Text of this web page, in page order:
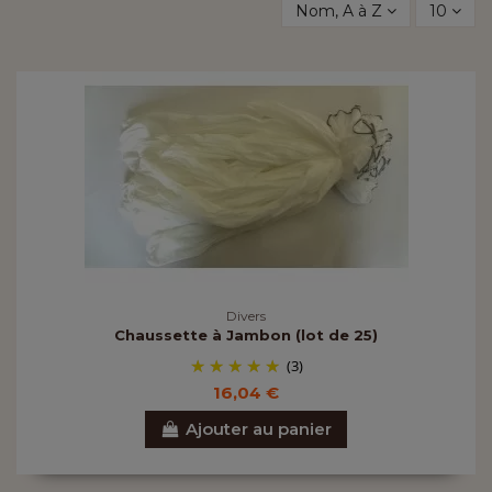
Nom, A à Z 10
Divers
Chaussette à Jambon (lot de 25)
(3)
16,04 €
Ajouter au panier